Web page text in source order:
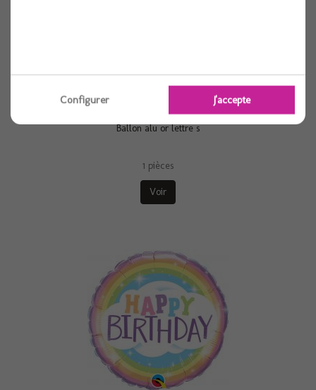
Ballon alu or lettre s
1 pièces
Voir
Configurer J'accepte